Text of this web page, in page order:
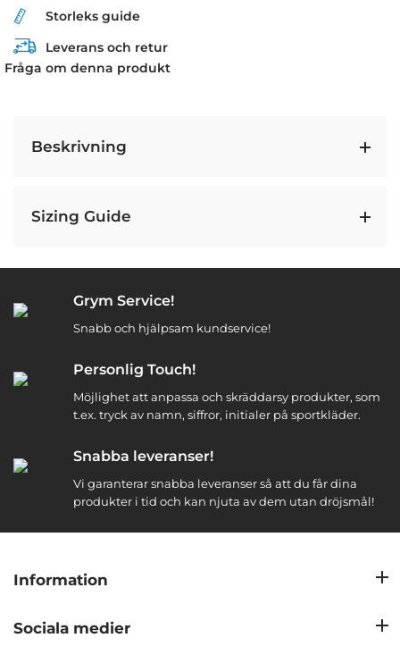
Storleks guide
Leverans och retur
Fråga om denna produkt
Beskrivning
Sizing Guide
Grym Service!
Snabb och hjälpsam kundservice!
Personlig Touch!
Möjlighet att anpassa och skräddarsy produkter, som
t.ex. tryck av namn, siffror, initialer på sportkläder.
Snabba leveranser!
Vi garanterar snabba leveranser så att du får dina
produkter i tid och kan njuta av dem utan dröjsmål!
Information
Sociala medier